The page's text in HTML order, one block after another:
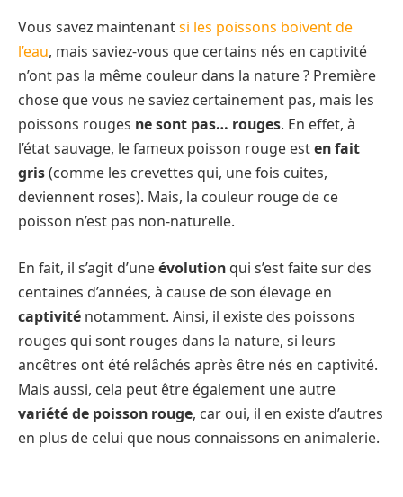
Vous savez maintenantsi les poissons boivent de
l’eau, mais saviez-vous que certains nés en captivité
n’ont pas la même couleur dans la nature ? Première
chose que vous ne saviez certainement pas, mais les
poissons rouges ne sont pas… rouges. En effet, à
l’état sauvage, le fameux poisson rouge esten fait
gris(comme les crevettes qui, une fois cuites,
deviennent roses). Mais, la couleur rouge de ce
poisson n’est pas non-naturelle.
En fait, il s’agit d’uneévolution qui s’est faite sur des
centaines d’années, à cause de son élevage en
captivité notamment. Ainsi, il existe des poissons
rouges qui sont rouges dans la nature, si leurs
ancêtres ont été relâchés après être nés en captivité.
Mais aussi, cela peut être également une autre
variété de poisson rouge, car oui, il en existe d’autres
en plus de celui que nous connaissons en animalerie.